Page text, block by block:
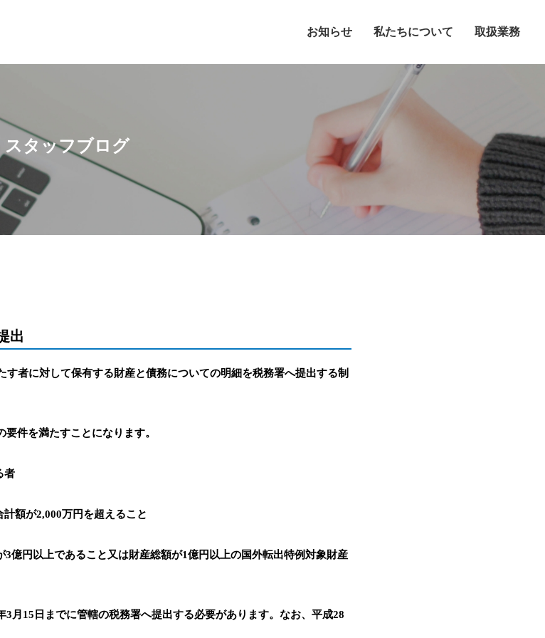
お知らせ 私たちについて 取扱業務
スタッフブログ
出
者に対して保有する財産と債務についての明細を税務署へ提出する制
件を満たすことになります。
者
額が2,000万円を超えること
億円以上であること又は財産総額が1億円以上の国外転出特例対象財産
月15日までに管轄の税務署へ提出する必要があります。なお、平成28